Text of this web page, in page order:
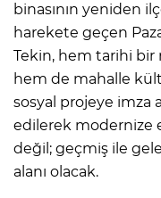
binasının yeniden
harekete geçen
Tekin, hem tarihi bir
hem de mahalle
sosyal projeye imza
edilerek modernize
değil; geçmiş ile
alanı olacak.